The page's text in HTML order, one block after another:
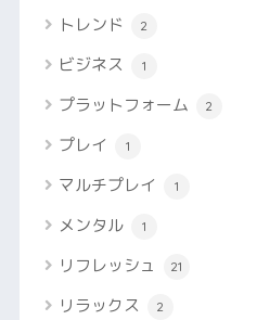
トレンド 2
ビジネス 1
プラットフォーム 2
プレイ 1
マルチプレイ 1
メンタル 1
リフレッシュ 21
リラックス 2